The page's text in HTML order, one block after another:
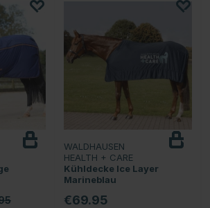
WALDHAUSEN
HEALTH + CARE
Kühldecke Ice Layer
Marineblau
€69.95